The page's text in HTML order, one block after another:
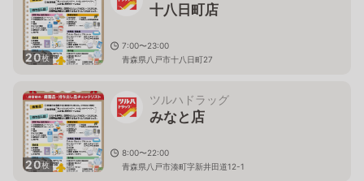
20枚
十八日町店
7:00〜23:00
青森県八戸市十八日町27
20枚
ツルハドラッグ
みなと店
8:00〜22:00
青森県八戸市湊町字新井田道12-1